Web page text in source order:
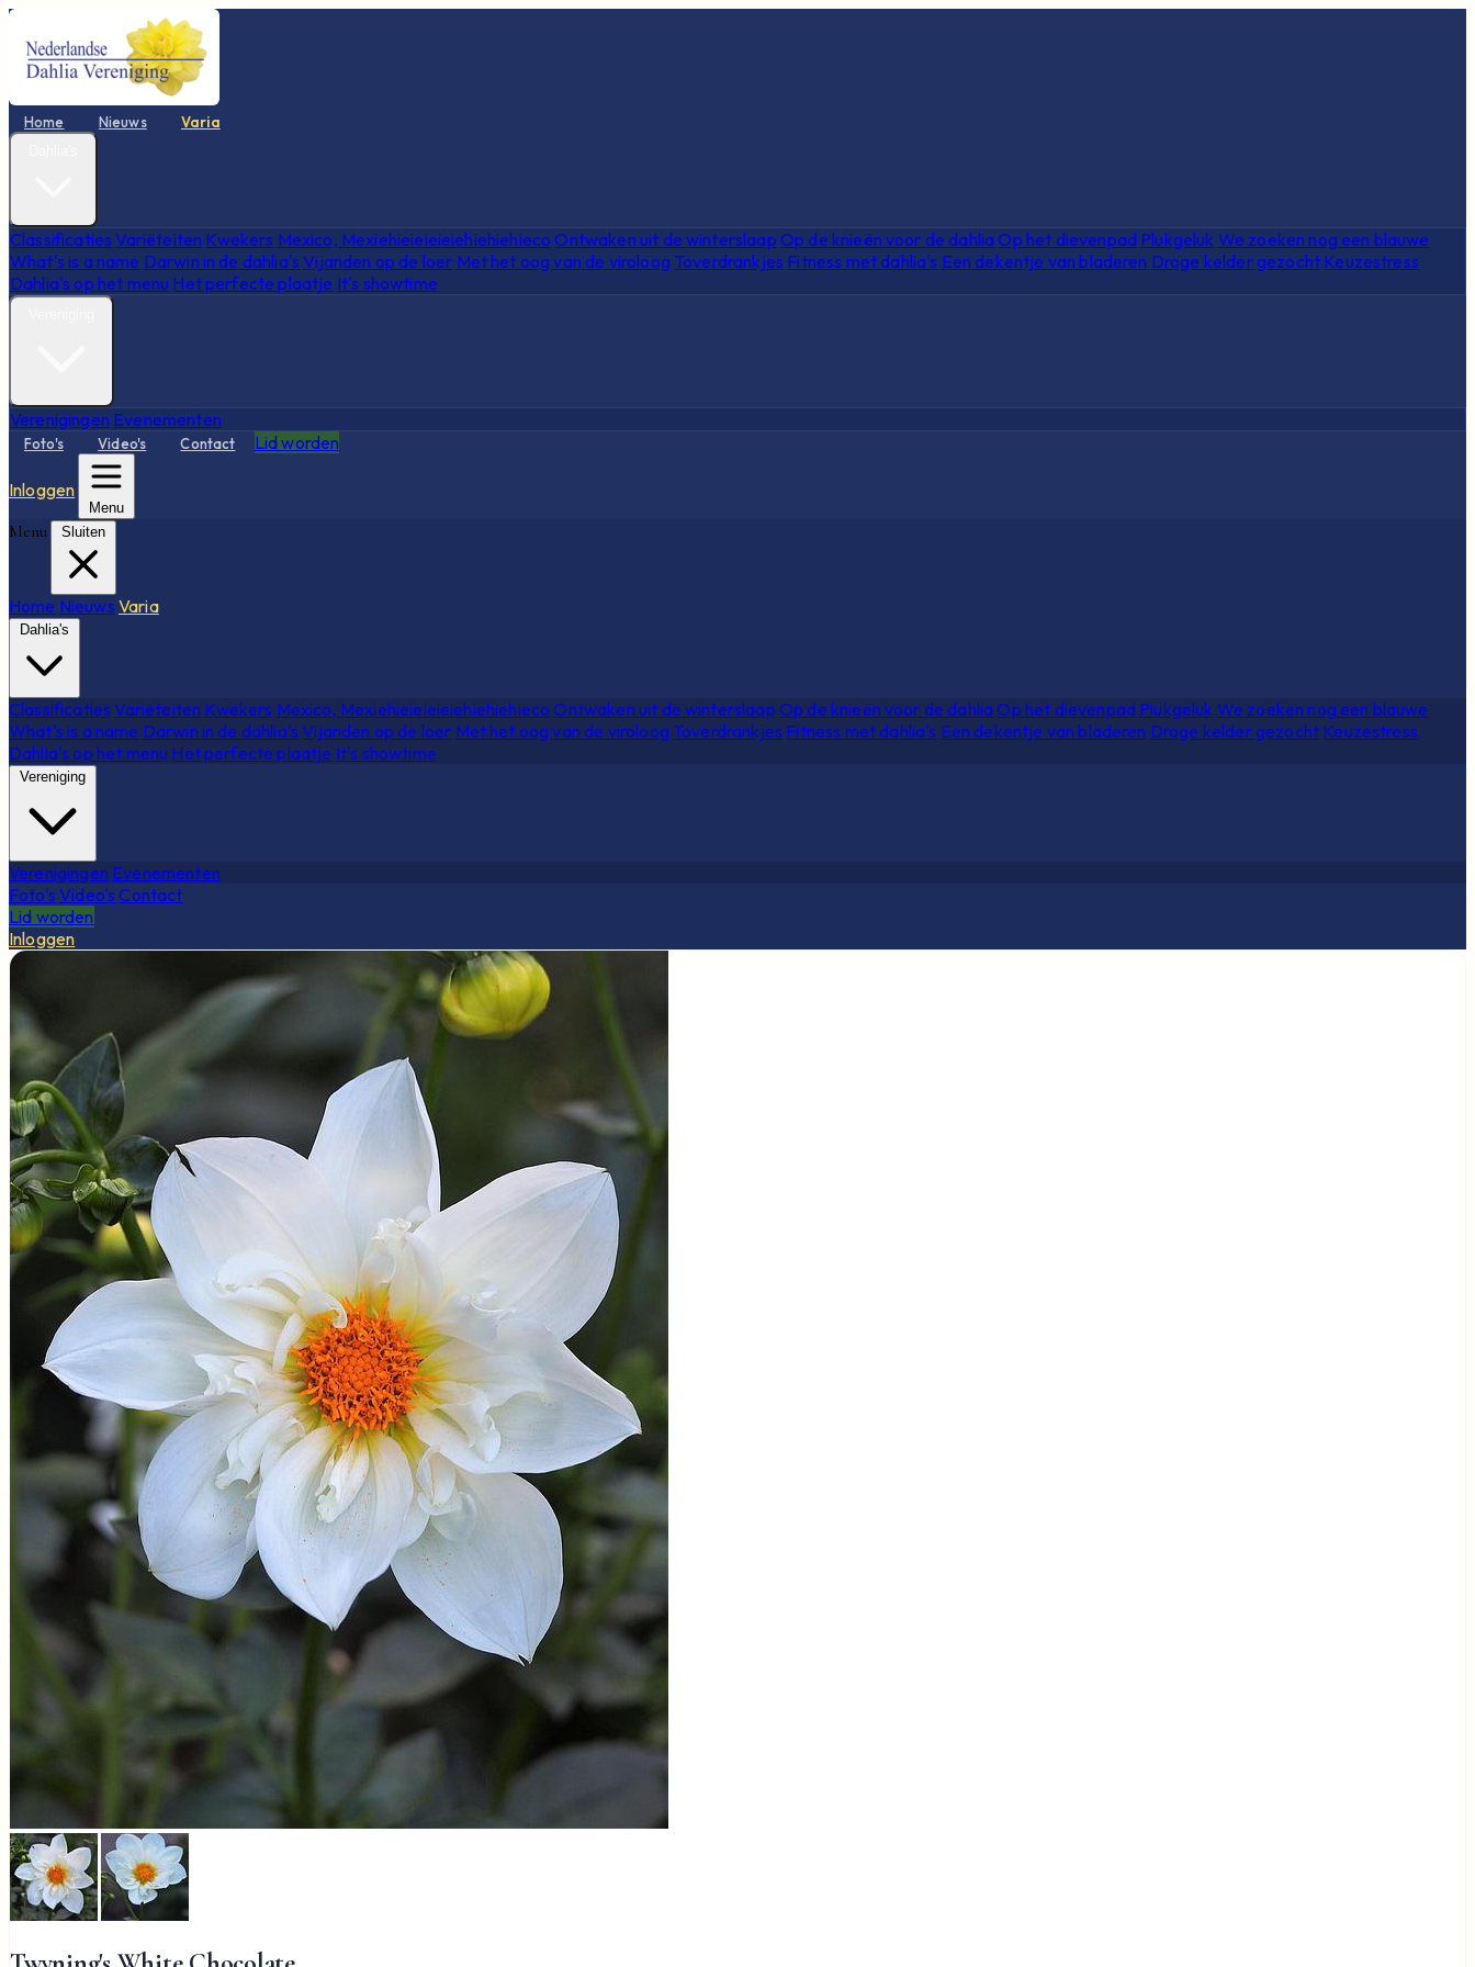
Home Nieuws Varia
Classificaties Variëteiten Kwekers Mexico, Mexiehieieieieiehiehiehieco Ontwaken uit de winterslaap Op de knieën voor de dahliaOp het dievenpad Plukgeluk We zoeken nog een blauwe
What's is a name Darwin in de dahlia's Vijanden op de loer Met het oog van de viroloog Toverdrankjes Fitness met dahlia's Een dekentje van bladeren Droge kelder gezocht Keuzestress
Dahlia's op het menu Het perfecte plaatje It's showtime
Verenigingen Evenementen
Foto's Video's Contact Lid worden
Inloggen
Menu
Menu Sluiten
Home Nieuws Varia
Dahlia's
Classificaties Variëteiten Kwekers Mexico, Mexiehieieieieiehiehiehieco Ontwaken uit de winterslaap Op de knieën voor de dahliaOp het dievenpad Plukgeluk We zoeken nog een blauwe
What's is a name Darwin in de dahlia's Vijanden op de loer Met het oog van de viroloog Toverdrankjes Fitness met dahlia's Een dekentje van bladeren Droge kelder gezocht Keuzestress
Dahlia's op het menu Het perfecte plaatje It's showtime
Vereniging
Verenigingen Evenementen
Foto's Video's Contact
Lid worden
Inloggen